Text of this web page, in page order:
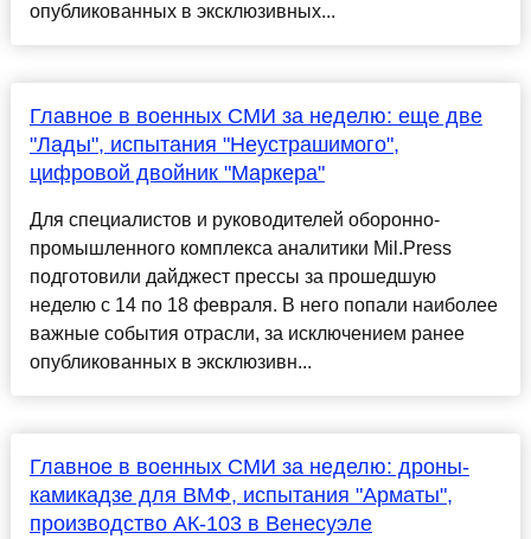
опубликованных в эксклюзивных...
Главное в военных СМИ за неделю: еще две
"Лады", испытания "Неустрашимого",
цифровой двойник "Маркера"
Для специалистов и руководителей оборонно-
промышленного комплекса аналитики Mil.Press
подготовили дайджест прессы за прошедшую
неделю с 14 по 18 февраля. В него попали наиболее
важные события отрасли, за исключением ранее
опубликованных в эксклюзивн...
Главное в военных СМИ за неделю: дроны-
камикадзе для ВМФ, испытания "Арматы",
производство АК-103 в Венесуэле